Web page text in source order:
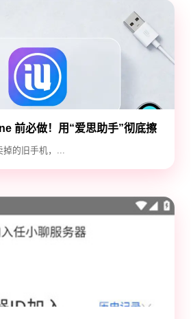
前必做！用“爱思助手”彻底擦
露
掉的旧手机，...